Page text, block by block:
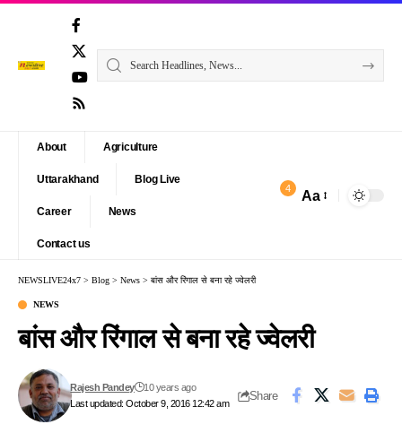
About Agriculture
Uttarakhand Blog Live
Career News
Contact us
4 Aa
NEWSLIVE24x7 > Blog > News > बांस और रिंगाल से बना रहे ज्वेलरी
NEWS
बांस और रिंगाल से बना रहे ज्वेलरी
Last updated: October 9, 2016 12:42 am
Rajesh Pandey 10 years ago
Share